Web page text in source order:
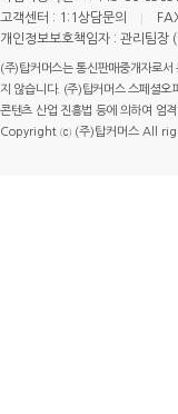
고객센터 : 1:1상담문의
개인정보보호책임자 : 관리팀
(주)탑커머스는 통신판매중개자로
지 않습니다. (주)탑커머스 스페셜
콘텐츠 산업 진흥법 등에 의하여 엄
Copyright ⓒ (주)탑커머스 All